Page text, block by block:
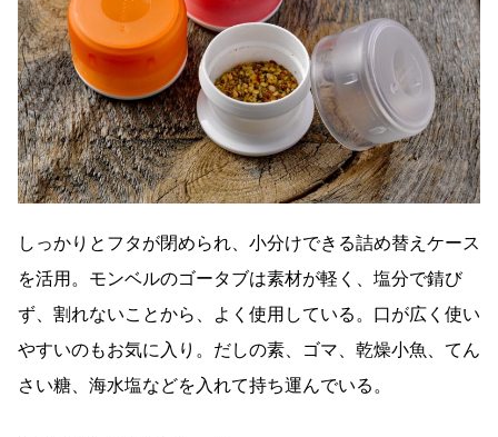
しっかりとフタが閉められ、小分けできる詰め替えケース
を活用。モンベルのゴータブは素材が軽く、塩分で錆び
ず、割れないことから、よく使用している。口が広く使い
やすいのもお気に入り。だしの素、ゴマ、乾燥小魚、てん
さい糖、海水塩などを入れて持ち運んでいる。